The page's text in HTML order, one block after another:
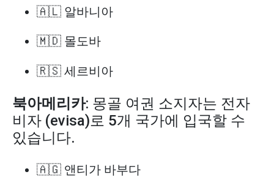
🇦🇱 알바니아
🇲🇩 몰도바
🇷🇸 세르비아
북아메리카: 몽골 여권 소지자는 전자
비자 (evisa)로 5개 국가에 입국할 수
있습니다.
🇦🇬 앤티가 바부다